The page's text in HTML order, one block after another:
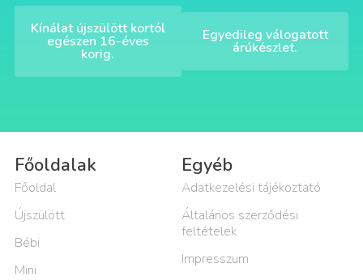
Kínálat újszülött kortól
egészen 16-éves
korig.
Egyedileg válogatott
árúkészlet.
Főoldalak
Főoldal
Újszülött
Bébi
Mini
Egyéb
Adatkezelési tájékoztató
Általános szerződési
feltételek
Impresszum